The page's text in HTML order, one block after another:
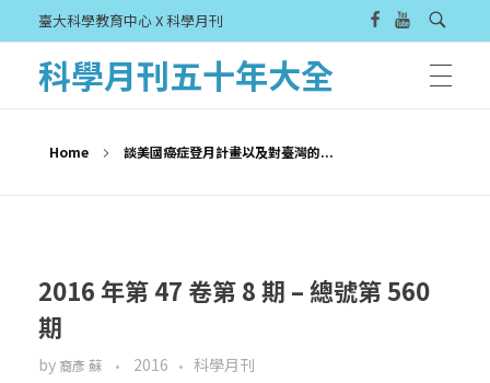
臺大科學教育中心 X 科學月刊
科學月刊五十年大全
Home 談美國癌症登月計畫以及對臺灣的...
2016 年第 47 卷第 8 期 – 總號第 560
期
by 裔彥 蘇 2016 科學月刊